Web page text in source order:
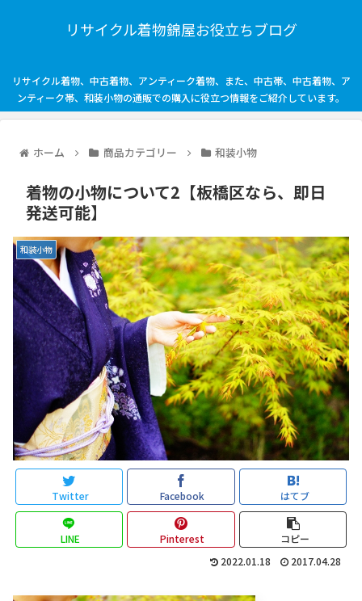
リサイクル着物錦屋お役立ちブログ
リサイクル着物、中古着物、アンティーク着物、また、中古帯、中古着物、ア
ンティーク帯、和装小物の通販での購入に役立つ情報をご紹介しています。
ホーム 商品カテゴリー 和装小物
着物の小物について2【板橋区なら、即日
発送可能】
和装小物
Twitter Facebook はてブ
LINE Pinterest
コピー
2022.01.18
2017.04.28